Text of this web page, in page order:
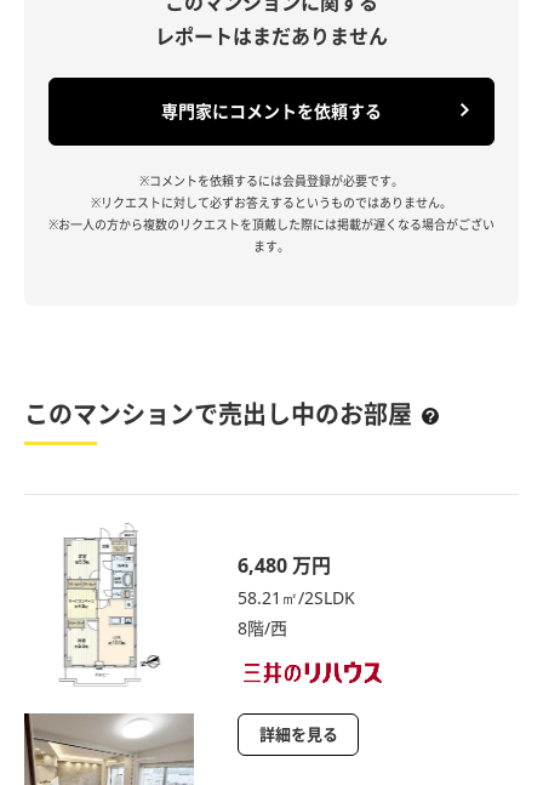
レポートはまだありません
専門家にコメントを依頼する
※コメントを依頼するには会員登録が必要です。
※リクエストに対して必ずお答えするというものではありません。
※お一人の方から複数のリクエストを頂戴した際には掲載が遅くなる場合がござい
ます。
このマンションで売出し中のお部屋
6,480 万円
58.21㎡/2SLDK
8階/西
詳細を見る